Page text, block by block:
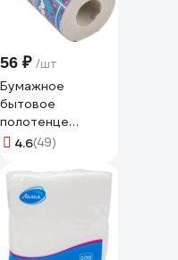
56 ₽ /шт
Бумажное
бытовое
полотенце
ДОБРЫЙ МОТОК
М-13
4.6(49)